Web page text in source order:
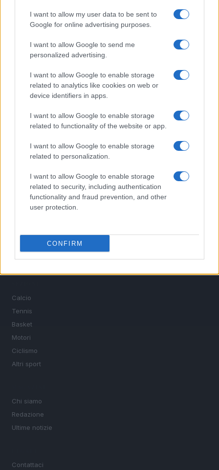
I want to allow my user data to be sent to
Google for online advertising purposes.
I want to allow Google to send me
personalized advertising.
I want to allow Google to enable storage
related to analytics like cookies on web or
device identifiers in apps.
I want to allow Google to enable storage
related to functionality of the website or app.
I want to allow Google to enable storage
related to personalization.
I want to allow Google to enable storage
related to security, including authentication
functionality and fraud prevention, and other
user protection.
CONFIRM
Rilancio degli impianti sciistici in Val Vigezzo, Val
Formazza e Valle Antrona
Scoperte carcasse di moto e motori in container
destinati al Senegal
Il Córdoba ha ottenuto il II Trofeo Puertas dopo aver
sconfitto il Rayo ai rigori.
Sportmagazine: notizie, approfondimenti e classifiche su
calcio, basket, tennis, ciclismo, motori, Formula 1,
interviste ai protagonisti e i risultati in tempo reale di tutte
le discipline che fanno emozionare gli appassionati di
sport.
Calcio
Tennis
Basket
Motori
Ciclismo
Altri sport
Chi siamo
Redazione
Ultime notizie
Contattaci